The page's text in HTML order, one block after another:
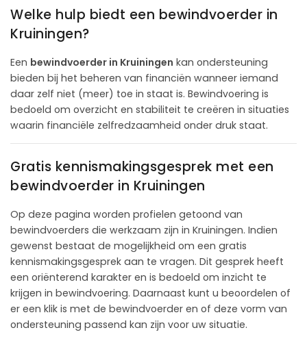
Welke hulp biedt een bewindvoerder in
Kruiningen?
Een bewindvoerder in Kruiningen kan ondersteuning
bieden bij het beheren van financiën wanneer iemand
daar zelf niet (meer) toe in staat is. Bewindvoering is
bedoeld om overzicht en stabiliteit te creëren in situaties
waarin financiële zelfredzaamheid onder druk staat.
Gratis kennismakingsgesprek met een
bewindvoerder in Kruiningen
Op deze pagina worden profielen getoond van
bewindvoerders die werkzaam zijn in Kruiningen. Indien
gewenst bestaat de mogelijkheid om een gratis
kennismakingsgesprek aan te vragen. Dit gesprek heeft
een oriënterend karakter en is bedoeld om inzicht te
krijgen in bewindvoering. Daarnaast kunt u beoordelen of
er een klik is met de bewindvoerder en of deze vorm van
ondersteuning passend kan zijn voor uw situatie.